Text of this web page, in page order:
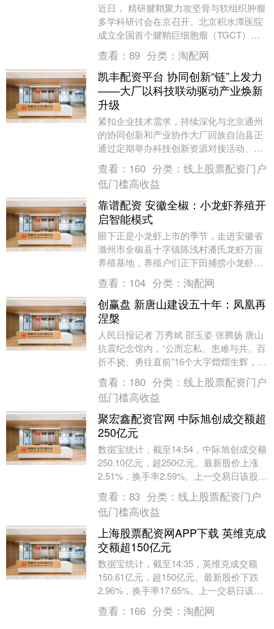
近日， 精研腱鞘聚力攻坚骨与软组织肿瘤
多学科研讨会在京召开。北京积水潭医院
成立全国首个腱鞘巨细胞瘤（TGCT）多
学科诊疗（MDT）团队，该团队由骨肿瘤
科牵头，联....
查看： 89 分类： 淘配网
凯丰配资平台 协同创新“链”上发力
——大厂以科技联动驱动产业焕新
升级
紧扣企业技术需求，持续深化与北京通州
的协同创新和产业协作大厂回族自治县正
通过定期举办科技创新资源对接活动、搭
建共享研发平台、优化营商环境等一系列
举措，加快推动科....
查看： 160 分类： 线上股票配资门户
低门槛高收益
靠谱配资 安徽全椒：小龙虾养殖开
启智能模式
眼下正是小龙虾上市的季节，走进安徽省
滁州市全椒县十字镇陈浅村潘氏龙虾万亩
养殖基地，养殖户们正下田捕捞小龙虾。
收笼、倒虾、入桶……一连串动作麻利娴
熟，不一会儿，水....
查看： 104 分类： 淘配网
创赢盘 新唐山建设五十年：凤凰再
涅槃
人民日报记者 万秀斌 邵玉姿 张腾扬 唐山
抗震纪念馆内，“公而忘私、患难与共、百
折不挠、勇往直前”16个大字熠熠生辉，镌
刻着1976年抗震救灾的精神力量，见证
着....
查看： 180 分类： 线上股票配资门户
低门槛高收益
聚宏鑫配资官网 中际旭创成交额超
250亿元
数据宝统计，截至14:54，中际旭创成交额
250.10亿元，超250亿元。最新股价上涨
2.51%，换手率2.59%。上一交易日该股全
天成交额为214.34亿元。....
查看： 83 分类： 线上股票配资门户
低门槛高收益
上海股票配资网APP下载 英维克成
交额超150亿元
数据宝统计，截至14:35，英维克成交额
150.61亿元，超150亿元。最新股价下跌
2.96%，换手率17.65%。上一交易日该股
全天成交额为6.52亿元。（数....
查看： 166 分类： 淘配网